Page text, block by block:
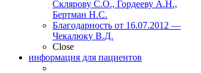
Склярову С.О., Гордееву А.Н.,
Бертман Н.С.
Благодарность от 16.07.2012 —
Чекалюку В.Д.
Close
информация для пациентов